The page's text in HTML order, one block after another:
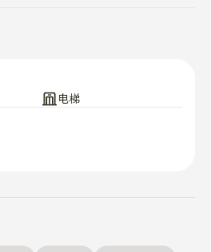
电梯